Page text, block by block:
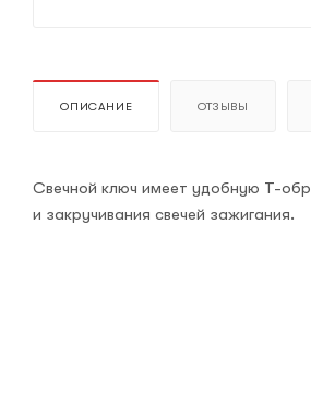
ОПИСАНИЕ ОТЗЫВЫ
Свечной ключ имеет удобную Т-
и закручивания свечей зажигания.